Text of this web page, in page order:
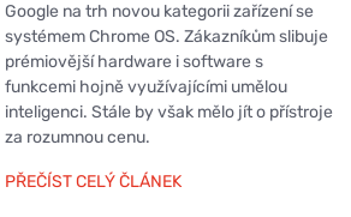
Google na trh novou kategorii zařízení se
systémem Chrome OS. Zákazníkům slibuje
prémiovější hardware i software s
funkcemi hojně využívajícími umělou
inteligenci. Stále by však mělo jít o přístroje
za rozumnou cenu.
PŘEČÍST CELÝ ČLÁNEK